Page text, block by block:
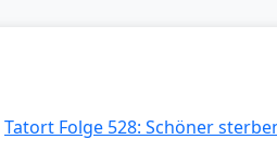
Tatort Folge 528: Schöner